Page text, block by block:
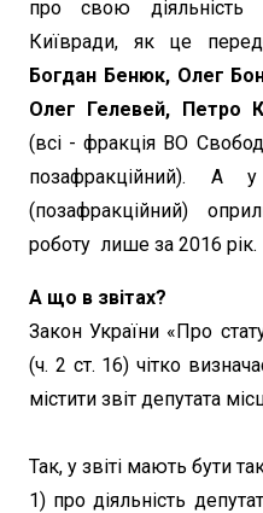
про свою діяльність
Київради, як це
Богдан Бенюк, Олег
Олег Гелевей, Петро
(всі - фракція ВО
позафракційний). А
(позафракційний)
роботу лише за 2016 рік.
А що в звітах?
Закон України «Про
(ч. 2 ст. 16) чітко
містити звіт депутата
Так, у звіті мають бути
1) про діяльність